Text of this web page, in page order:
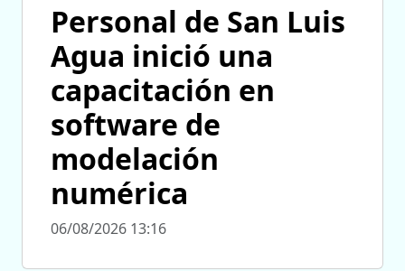
Personal de San Luis
Agua inició una
capacitación en
software de
modelación
numérica
06/08/2026 13:16